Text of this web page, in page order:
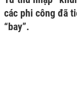
các phi công đã
“bay”.